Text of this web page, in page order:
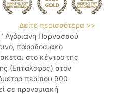
Δείτε περισσότερα >>
Αγόριανη Παρνασσού
παραδοσιακό
στο κέντρο της
(Επτάλοφος) στον
περίπου 900
σε προνομιακή